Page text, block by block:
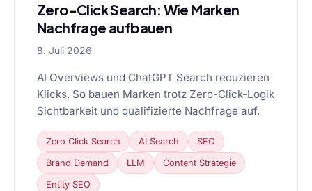
Zero-Click Search: Wie Marken
Nachfrage aufbauen
8. Juli 2026
AI Overviews und ChatGPT Search reduzieren
Klicks. So bauen Marken trotz Zero-Click-Logik
Sichtbarkeit und qualifizierte Nachfrage auf.
Zero Click Search AI Search SEO
Brand Demand LLM Content Strategie
Entity SEO